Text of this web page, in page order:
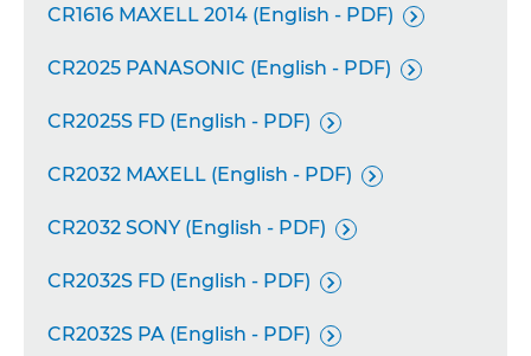
CR1616 MAXELL 2014 (English - PDF) 
CR2025 PANASONIC (English - PDF) 
CR2025S FD (English - PDF) 
CR2032 MAXELL (English - PDF) 
CR2032 SONY (English - PDF) 
CR2032S FD (English - PDF) 
CR2032S PA (English - PDF) 